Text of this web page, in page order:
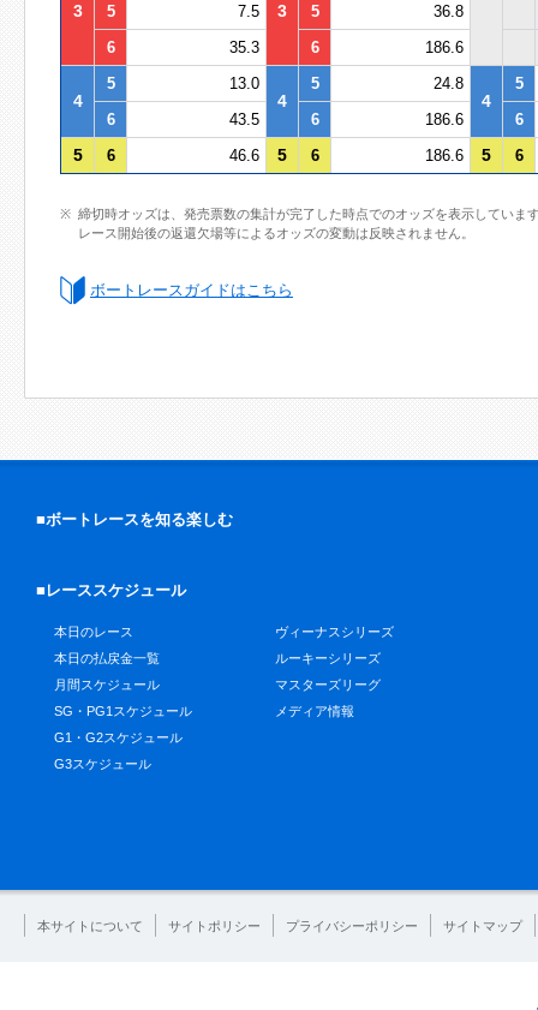
3 3
5
7.5 5
36.8
6
35.3 6 186.6
4
5 13.0
4
5 24.8
4
5
6
43.5 6 186.6 6
5 6 46.6 5 6 186.6 5 6
締切時オッズは、発売票数の集計が完了した時点でのオッズを表示していま
レース開始後の返還欠場等によるオッズの変動は反映されません。
ボートレースガイドはこちら
■ボートレースを知る楽しむ
■レーススケジュール
本日のレース
本日の払戻金一覧
月間スケジュール
SG・PG1スケジュール
G1・G2スケジュール
G3スケジュール
ヴィーナスシリーズ
ルーキーシリーズ
マスターズリーグ
メディア情報
本サイトについて サイトポリシー プライバシーポリシー サイトマップ